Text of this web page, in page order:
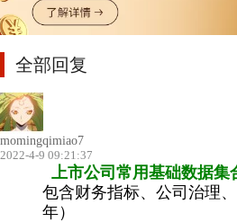
全部回复
momingqimiao7
2022-4-9 09:21:37
上市公司常用基础数据集
包含财务指标、公司治理
年）